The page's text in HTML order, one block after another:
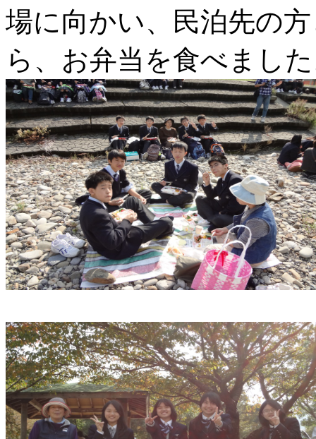
場に向かい、民泊先の
ら、お弁当を食べまし